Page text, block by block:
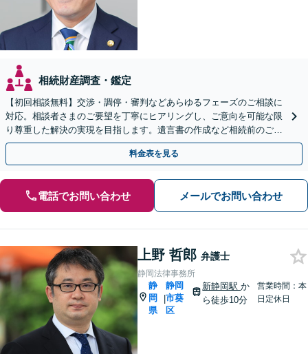
相続財産調査・鑑定
【初回相談無料】交渉・調停・審判などあらゆるフェーズのご相談に
対応。相談者さまのご要望を丁寧にヒアリングし、ご意向を可能な限
り尊重した解決の実現を目指します。遺言書の作成など相続前のご相
談もお任せください【完全個室で対応】
料金表を見る
電話でお問い合わせ メールでお問い合わせ
上野 哲郎 弁護士
静岡法律事務所
静
岡
県
|
静岡
市葵
区
新静岡駅か
ら徒歩10分
営業時間：本
日定休日